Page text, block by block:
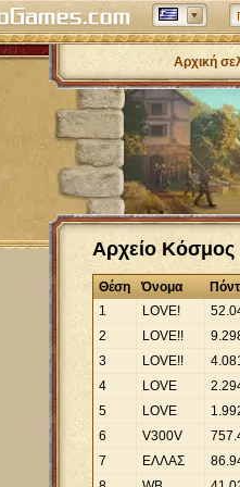
Αρχική
Αρχείο
Θέση Όνομα
1
LOVE! 52.
2
LOVE!! 9.
3
LOVΕ!! 4.
4
LOVE 2.
5
LOVΕ 1.
6
V300V 757.
7
ΕΛΛΑΣ 86.